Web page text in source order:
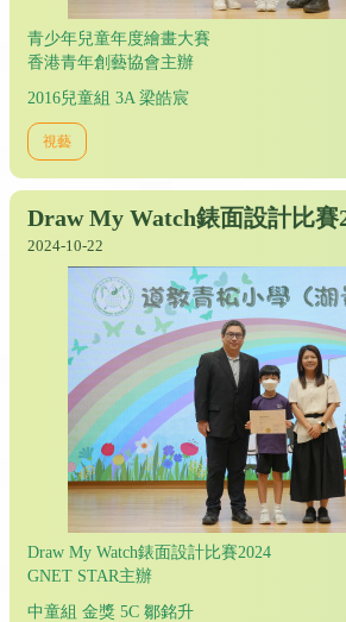
青少年兒童年度繪畫大賽
香港青年創藝協會主辦
2016兒童組 3A 梁皓宸
視藝
Draw My Watch錶面設計比賽
2024-10-22
Draw My Watch錶面設計比賽2024
GNET STAR主辦
中童組 金獎 5C 鄒銘升